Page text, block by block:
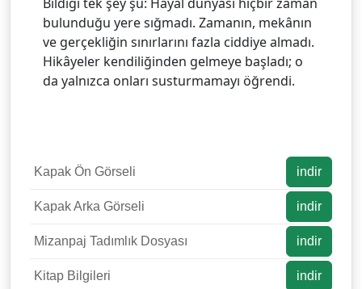
bulunduğu yere sığmadı. Zamanın, mekânın
ve gerçekliğin sınırlarını fazla ciddiye almadı.
Hikâyeler kendiliğinden gelmeye başladı; o
da yalnızca onları susturmamayı öğrendi.
Kapak Ön Görseli indir
Kapak Arka Görseli indir
Mizanpaj Tadımlık Dosyası indir
Kitap Bilgileri indir